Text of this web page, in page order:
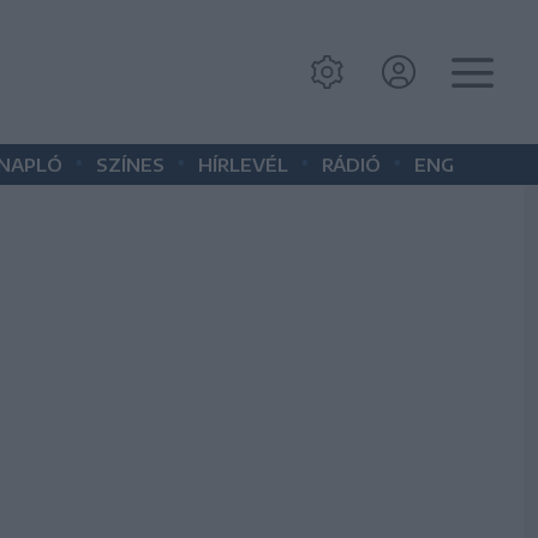
SZÍNES HÍRLEVÉL RÁDIÓ ENG